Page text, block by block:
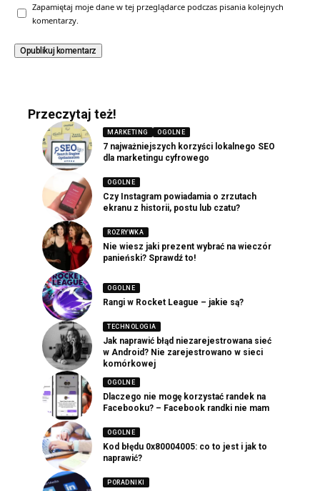
Zapamiętaj moje dane w tej przeglądarce podczas pisania kolejnych
komentarzy.
Przeczytaj też!
MARKETING OGOLNE
7 najważniejszych korzyści lokalnego SEO
dla marketingu cyfrowego
OGOLNE
Czy Instagram powiadamia o zrzutach
ekranu z historii, postu lub czatu?
ROZRYWKA
Nie wiesz jaki prezent wybrać na wieczór
panieński? Sprawdź to!
OGOLNE
Rangi w Rocket League – jakie są?
TECHNOLOGIA
Jak naprawić błąd niezarejestrowana sieć
w Android? Nie zarejestrowano w sieci
komórkowej
OGOLNE
Dlaczego nie mogę korzystać randek na
Facebooku? – Facebook randki nie mam
OGOLNE
Kod błędu 0x80004005: co to jest i jak to
naprawić?
PORADNIKI